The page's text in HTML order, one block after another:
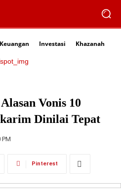
Keuangan Investasi Khazanah
Vonis 10
Dinilai Tepat
Pinterest